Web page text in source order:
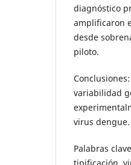
diagnóstico
amplificaron
desde
piloto.
variabilidad
virus dengue.
Palabras